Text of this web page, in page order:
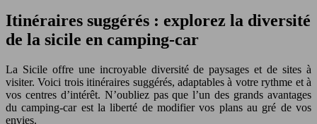
Itinéraires suggérés : explorez la diversité
de la sicile en camping-car
La Sicile offre une incroyable diversité de paysages et de sites à
visiter. Voici trois itinéraires suggérés, adaptables à votre rythme et à
vos centres d’intérêt. N’oubliez pas que l’un des grands avantages
du camping-car est la liberté de modifier vos plans au gré de vos
envies.